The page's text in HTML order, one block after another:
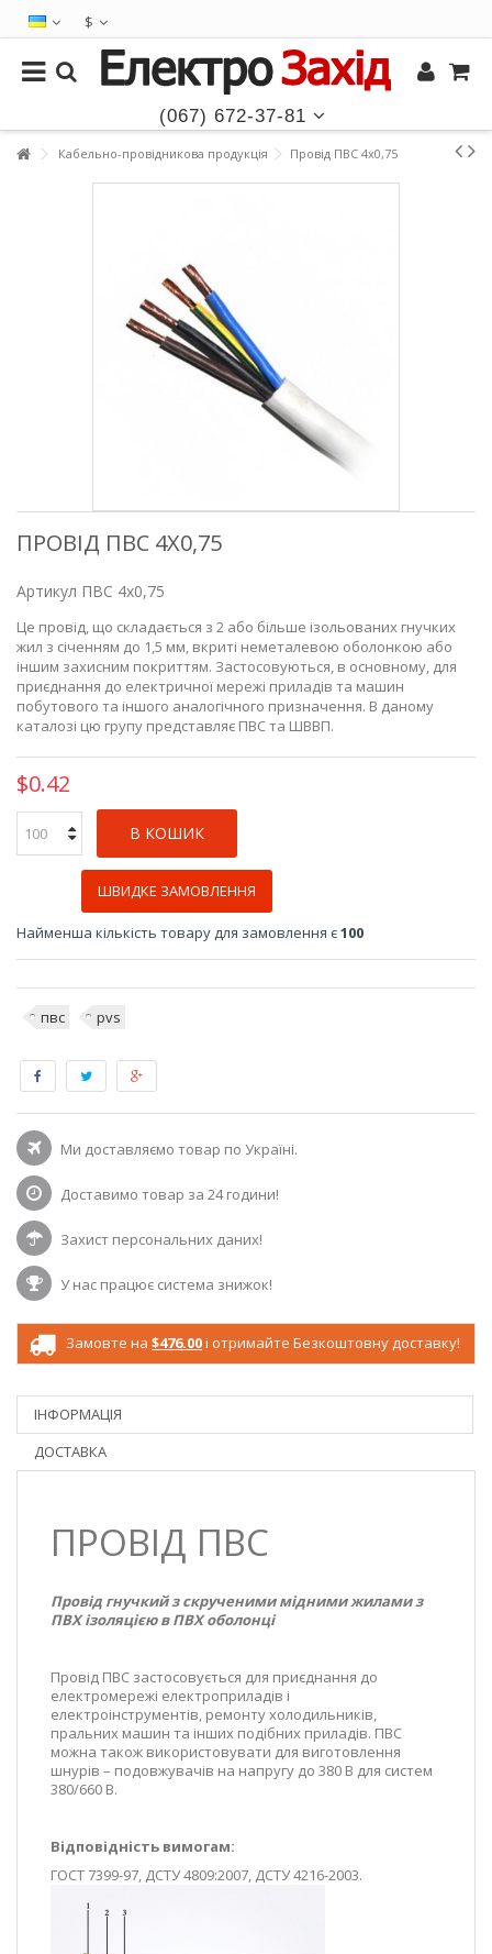
$
(067) 672-37-81
Кабельно-провідникова продукція Провід ПВС 4х0,75
ПРОВІД ПВС 4Х0,75
Артикул ПВС 4х0,75
Це провід, що складається з 2 або більше ізольованих гнучких
жил з січенням до 1,5 мм, вкриті неметалевою оболонкою або
іншим захисним покриттям. Застосовуються, в основному, для
приєднання до електричної мережі приладів та машин
побутового та іншого аналогічного призначення. В даному
каталозі цю групу представляє ПВС та ШВВП.
$0.42
В КОШИК
ШВИДКЕ ЗАМОВЛЕННЯ
Найменша кількість товару для замовлення є100
пвс pvs
Ми доставляємо товар по Україні.
Доставимо товар за 24 години!
Захист персональних даних!
У нас працює система знижок!
Замовте на $476.00і отримайте Безкоштовну доставку!
ІНФОРМАЦІЯ
ДОСТАВКА
ПРОВІД ПВС
Провід гнучкий з скрученими мідними жилами з
ПВХ ізоляцією в ПВХ оболонці
Провід ПВС застосовується для приєднання до
електромережі електроприладів і
електроінструментів, ремонту холодильників,
пральних машин та інших подібних приладів. ПВС
можна також використовувати для виготовлення
шнурів – подовжувачів на напругу до 380 В для систем
380/660 В.
Відповідність вимогам:
ГОСТ 7399-97, ДСТУ 4809:2007, ДСТУ 4216-2003.